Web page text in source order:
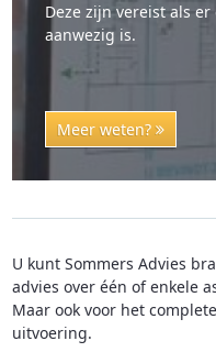
Deze zijn vereist als
aanwezig is.
Meer weten?
U kunt Sommers Advies
advies over één of enkele
Maar ook voor het
uitvoering.